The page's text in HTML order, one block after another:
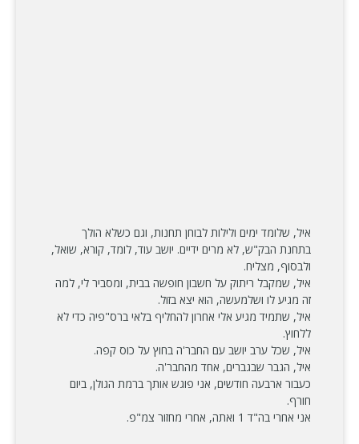
איל, שלומד ימים ולילות לבוחן תחנות, וגם כשלא הולך
בתחנת הבק"ש, לא מרים ידיים. יושב עוד, לומד, קורא, שואל,
ולבסוף, מצליח.
איל, שמקבל ריתוק על חשבון חופשה בבית, ומסביר לי, למה
זה מגיע לו ושלמעשה, הוא יצא בזול.
איל, שתמיד מגיע אלי אחרון להחליף בלאי ברס"פיה כדי לא
ללחוץ.
איל, שכל ערב יושב עם החבר'ה בחוץ על כוס קפה.
איל, הגבר שבגברים, אחד מהחבר'ה.
כעבור ארבעה חודשים, אני פוגש אותך ברמת הגולן, ביום
חורף.
אני אחרי בה"ד 1 ואתה, אחרי מחזור צמ"פ.